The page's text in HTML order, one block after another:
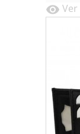
visibility Ver